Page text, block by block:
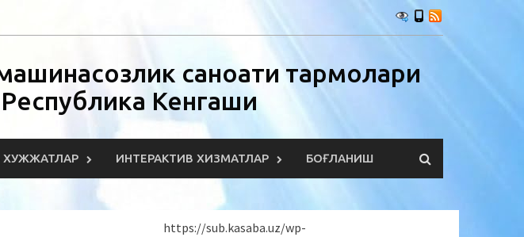
саноати тармоқлари
Кенгаши
ХУЖЖАТЛАР ИНТЕРАКТИВ ХИЗМАТЛАР БОҒЛАНИШ
https://sub.kasaba.uz/wp-